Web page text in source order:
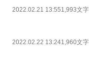
2022.02.21 13:551,993文字
2022.02.22 13:241,960文字